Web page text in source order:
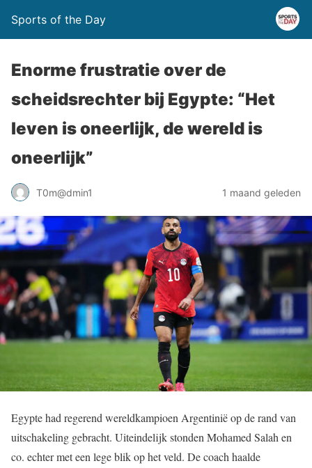
Sports of the Day
Enorme frustratie over de
scheidsrechter bij Egypte: “Het
leven is oneerlijk, de wereld is
oneerlijk”
T0m@dmin1 1 maand geleden
Egypte had regerend wereldkampioen Argentinië op de rand van
uitschakeling gebracht. Uiteindelijk stonden Mohamed Salah en
co. echter met een lege blik op het veld. De coach haalde